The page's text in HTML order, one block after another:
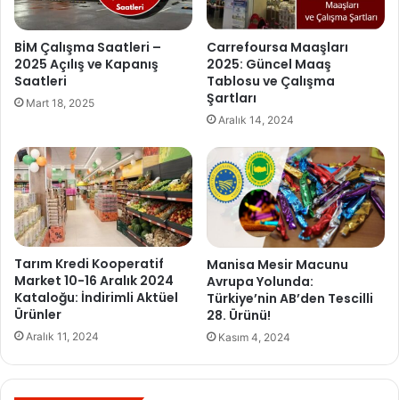
BİM Çalışma Saatleri –
2025 Açılış ve Kapanış
Saatleri
Mart 18, 2025
Carrefoursa Maaşları
2025: Güncel Maaş
Tablosu ve Çalışma
Şartları
Aralık 14, 2024
Tarım Kredi Kooperatif
Market 10-16 Aralık 2024
Kataloğu: İndirimli Aktüel
Ürünler
Aralık 11, 2024
Manisa Mesir Macunu
Avrupa Yolunda:
Türkiye’nin AB’den Tescilli
28. Ürünü!
Kasım 4, 2024